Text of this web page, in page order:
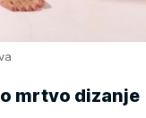
mrtvo dizanje